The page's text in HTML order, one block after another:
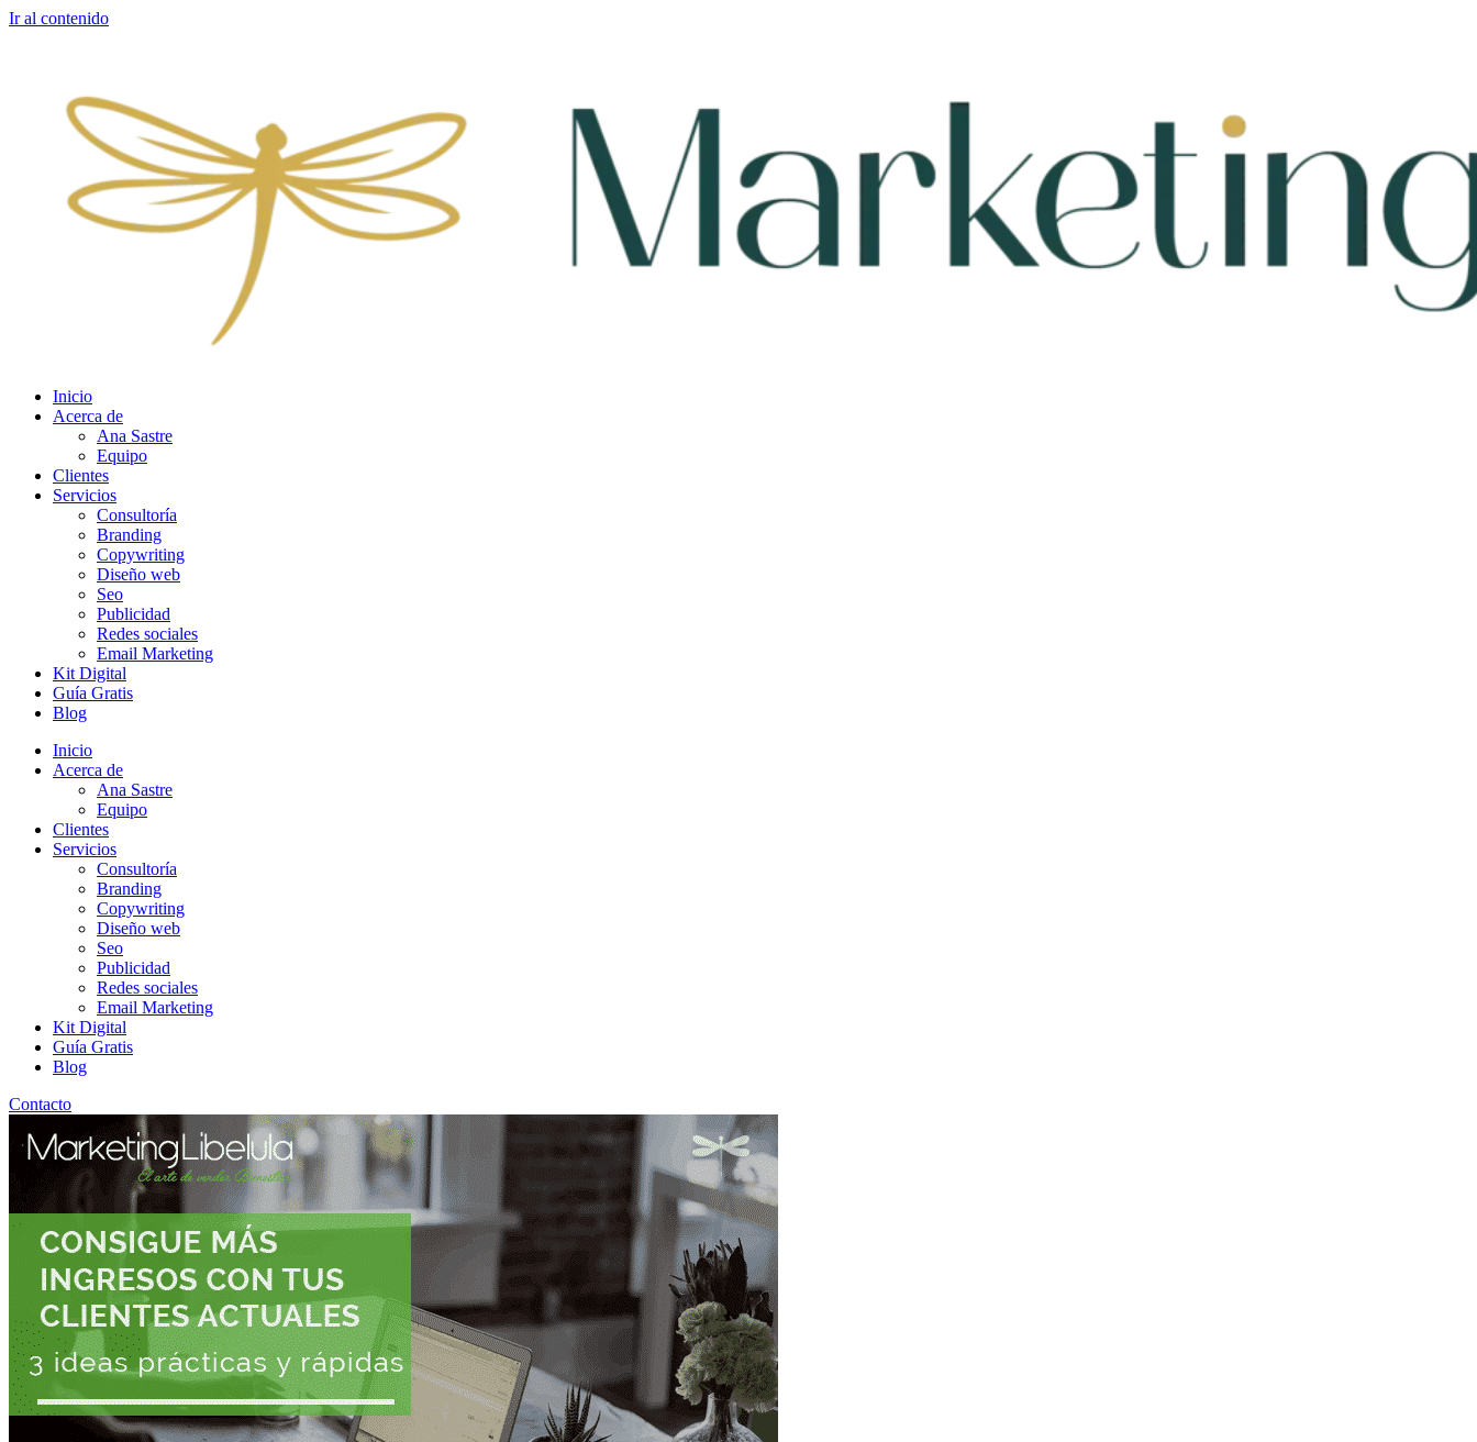
Ir al contenido
Inicio
Acerca de
Ana Sastre
Equipo
Clientes
Servicios
Consultoría
Branding
Copywriting
Diseño web
Seo
Publicidad
Redes sociales
Email Marketing
Kit Digital
Guía Gratis
Blog
Inicio
Acerca de
Ana Sastre
Equipo
Clientes
Servicios
Consultoría
Branding
Copywriting
Diseño web
Seo
Publicidad
Redes sociales
Email Marketing
Kit Digital
Guía Gratis
Blog
Contacto